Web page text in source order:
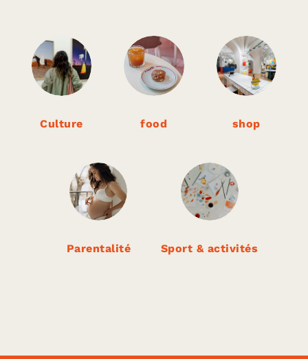
Oh my cooks
| FOOD
Culture food shop
Parentalité Sport & activités